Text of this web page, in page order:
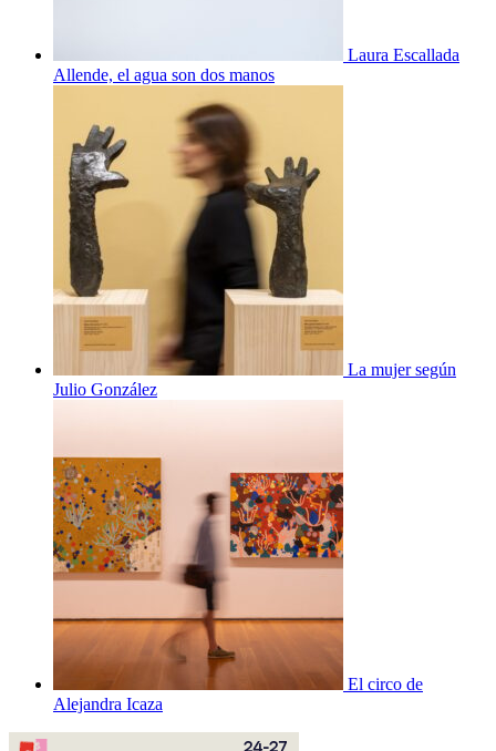
Laura Escallada
Allende, el agua son dos manos
La mujer según
Julio González
El circo de
Alejandra Icaza